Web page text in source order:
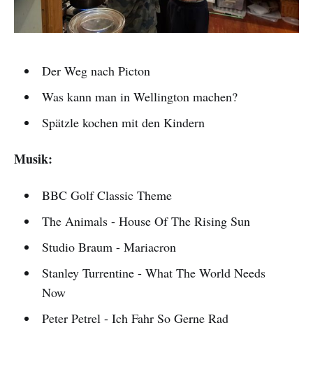
Der Weg nach Picton
Was kann man in Wellington machen?
Spätzle kochen mit den Kindern
Musik:
BBC Golf Classic Theme
The Animals - House Of The Rising Sun
Studio Braum - Mariacron
Stanley Turrentine - What The World Needs
Now
Peter Petrel - Ich Fahr So Gerne Rad